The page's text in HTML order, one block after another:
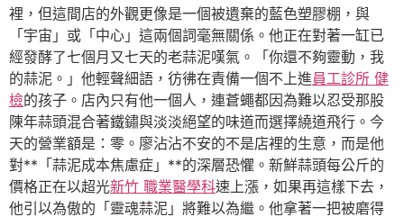
裡，但這間店的外觀更像是一個被遺棄的藍色塑膠棚，與
「宇宙」或「中心」這兩個詞毫無關係。他正在對著一缸已
經發酵了七個月又七天的老蒜泥嘆氣。「你還不夠靈動，我
的蒜泥。」他輕聲細語，彷彿在責備一個不上進員工診所 健
檢的孩子。店內只有他一個人，連蒼蠅都因為難以忍受那股
陳年蒜頭混合著鐵鏽與淡淡絕望的味道而選擇繞道飛行。今
天的營業額是：零。廖沾沾不安的不是店裡的生意，而是他
對**「蒜泥成本焦慮症」**的深層恐懼。新鮮蒜頭每公斤的
價格正在以超光新竹 職業醫學科速上漲，如果再這樣下去，
他引以為傲的「靈魂蒜泥」將難以為繼。他拿著一把被磨得